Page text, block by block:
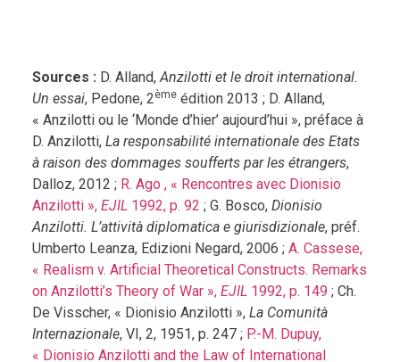
Sources : D. Alland,Anzilotti et le droit international.
Un essai, Pedone, 2èmeédition 2013 ; D. Alland,
« Anzilotti ou le ‘Monde d’hier’ aujourd’hui », préface à
D. Anzilotti, La responsabilité internationale des Etats
à raison des dommages soufferts par les étrangers,
Dalloz, 2012 ; R. Ago , « Rencontres avec Dionisio
Anzilotti », EJIL1992, p. 92 ; G. Bosco, Dionisio
Anzilotti. L’attività diplomatica e giurisdizionale, préf.
Umberto Leanza, Edizioni Negard, 2006 ; A. Cassese,
« Realism v. Artificial Theoretical Constructs. Remarks
on Anzilotti’s Theory of War », EJIL1992, p. 149 ; Ch.
De Visscher, « Dionisio Anzilotti », La Comunità
Internazionale, VI, 2, 1951, p. 247 ; P.-M. Dupuy,
« Dionisio Anzilotti and the Law of International